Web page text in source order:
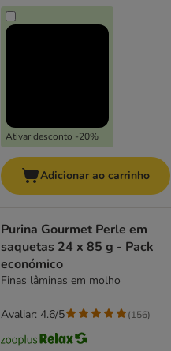
Ativar desconto -20%
Adicionar ao carrinho
Purina Gourmet Perle em
saquetas 24 x 85 g - Pack
económico
Finas lâminas em molho
Avaliar: 4.6/5 (156)